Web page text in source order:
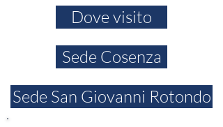
Dove visito
Sede Cosenza
Sede San Giovanni Rotondo